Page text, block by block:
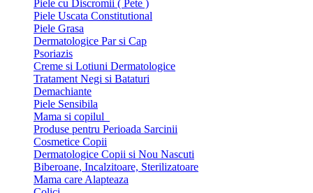
Piele cu Discromii ( Pete )
Piele Uscata Constitutional
Piele Grasa
Dermatologice Par si Cap
Psoriazis
Creme si Lotiuni Dermatologice
Tratament Negi si Bataturi
Demachiante
Piele Sensibila
Mama si copilul
Produse pentru Perioada Sarcinii
Cosmetice Copii
Dermatologice Copii si Nou Nascuti
Biberoane, Incalzitoare, Sterilizatoare
Mama care Alapteaza